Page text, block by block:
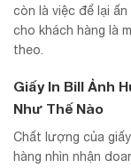
còn là việc để lại
cho khách hàng là
theo.
Giấy In Bill Ảnh
Như Thế Nào
Chất lượng của
hàng nhìn nhận